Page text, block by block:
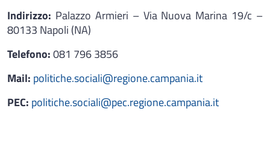
Indirizzo: Palazzo Armieri – Via Nuova Marina 19/c –
80133 Napoli (NA)
Telefono:081 796 3856
Mail: politiche.sociali@regione.campania.it
PEC: politiche.sociali@pec.regione.campania.it